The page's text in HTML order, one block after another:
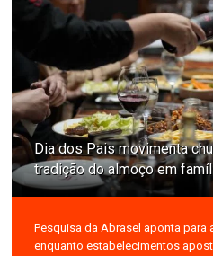
Dia dos Pais movimenta
tradição do almoço em
Pesquisa da Abrasel aponta para
enquanto estabelecimentos